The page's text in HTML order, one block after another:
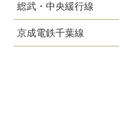
総武・中央緩行線
新検見川駅
京成電鉄千葉線